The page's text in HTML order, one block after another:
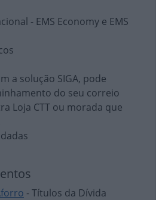
- EMS Economy e EMS
a solução SIGA, pode
do seu correio
Loja CTT ou morada que
- Títulos da Dívida